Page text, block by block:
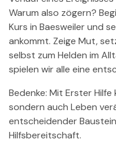
Warum also zögern?
Kurs in Baesweiler und
ankommt. Zeige Mut,
selbst zum Helden im
spielen wir alle eine
Bedenke: Mit Erster
sondern auch Leben
entscheidender
Hilfsbereitschaft.